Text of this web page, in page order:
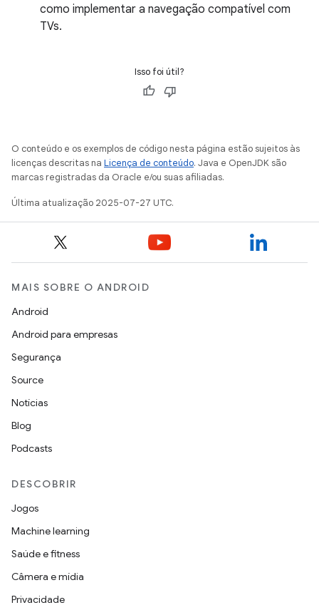
como implementar a navegação compatível com
TVs.
Isso foi útil?
O conteúdo e os exemplos de código nesta página estão sujeitos às
licenças descritas na Licença de conteúdo. Java e OpenJDK são
marcas registradas da Oracle e/ou suas afiliadas.
Última atualização 2025-07-27 UTC.
MAIS SOBRE O ANDROID
Android
Android para empresas
Segurança
Source
Notícias
Blog
Podcasts
DESCOBRIR
Jogos
Machine learning
Saúde e fitness
Câmera e mídia
Privacidade